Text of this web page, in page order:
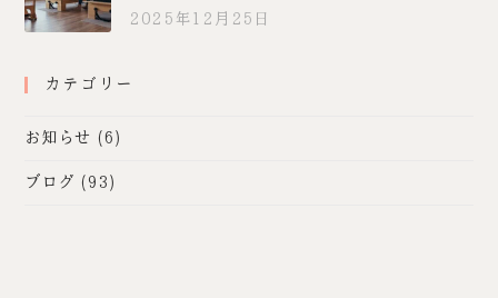
2025年12月25日
カテゴリー
お知らせ (6)
ブログ (93)